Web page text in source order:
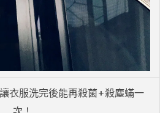
衣服洗完後能再殺菌+殺塵蟎一